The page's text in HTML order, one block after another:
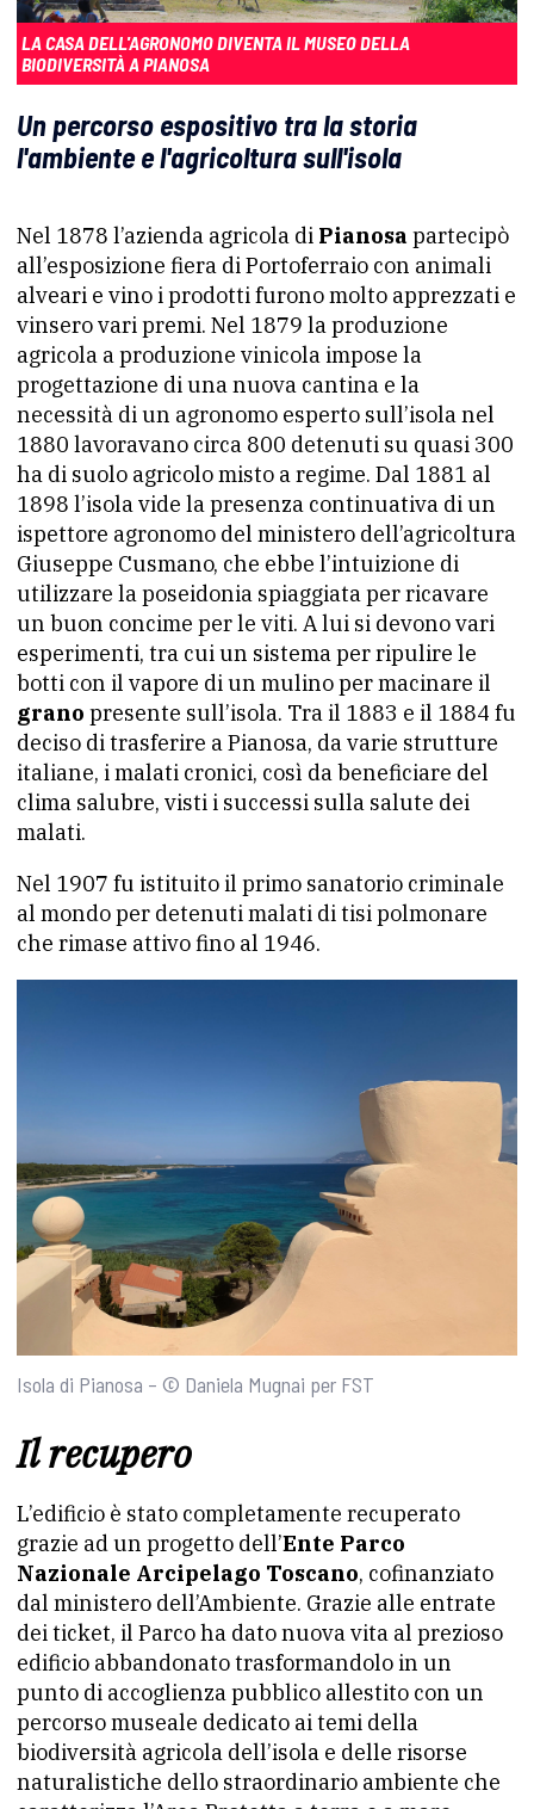
LA CASA DELL'AGRONOMO DIVENTA IL MUSEO DELLA
BIODIVERSITÀ A PIANOSA
Un percorso espositivo tra la storia
l'ambiente e l'agricoltura sull'isola
Nel 1878 l’azienda agricola di Pianosa partecipò
all’esposizione fiera di Portoferraio con animali
alveari e vino i prodotti furono molto apprezzati e
vinsero vari premi. Nel 1879 la produzione
agricola a produzione vinicola impose la
progettazione di una nuova cantina e la
necessità di un agronomo esperto sull’isola nel
1880 lavoravano circa 800 detenuti su quasi 300
ha di suolo agricolo misto a regime. Dal 1881 al
1898 l’isola vide la presenza continuativa di un
ispettore agronomo del ministero dell’agricoltura
Giuseppe Cusmano, che ebbe l’intuizione di
utilizzare la poseidonia spiaggiata per ricavare
un buon concime per le viti. A lui si devono vari
esperimenti, tra cui un sistema per ripulire le
botti con il vapore di un mulino per macinare il
grano presente sull’isola. Tra il 1883 e il 1884 fu
deciso di trasferire a Pianosa, da varie strutture
italiane, i malati cronici, così da beneficiare del
clima salubre, visti i successi sulla salute dei
malati.
Nel 1907 fu istituito il primo sanatorio criminale
al mondo per detenuti malati di tisi polmonare
che rimase attivo fino al 1946.
Isola di Pianosa – © Daniela Mugnai per FST
Il recupero
L’edificio è stato completamente recuperato
grazie ad un progetto dell’Ente Parco
Nazionale Arcipelago Toscano, cofinanziato
dal ministero dell’Ambiente. Grazie alle entrate
dei ticket, il Parco ha dato nuova vita al prezioso
edificio abbandonato trasformandolo in un
punto di accoglienza pubblico allestito con un
percorso museale dedicato ai temi della
biodiversità agricola dell’isola e delle risorse
naturalistiche dello straordinario ambiente che